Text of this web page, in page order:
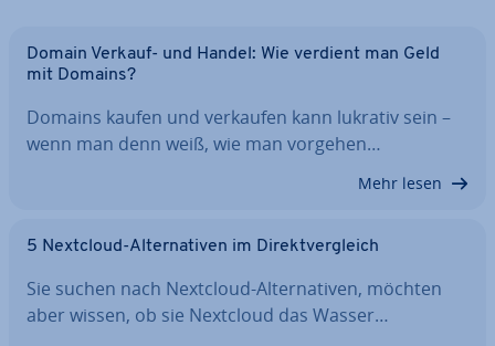
Domain Verkauf- und Handel: Wie verdient man Geld
mit Domains?
Domains kaufen und verkaufen kann lukrativ sein –
wenn man denn weiß, wie man vorgehen…
Mehr lesen
5 Nextcloud-Al­ter­na­ti­ven im Di­rekt­ver­gleich
Sie suchen nach Nextcloud-Al­ter­na­ti­ven, möchten
aber wissen, ob sie Nextcloud das Wasser…